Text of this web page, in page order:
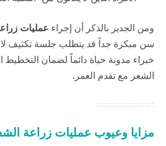
ومن الجدير بالذكر أن إجراء عمليات
سن مبكرة جداً قد يتطلب جلسة تكثيف
خبراء مدونة حياة دائماً لضمان التخطيط
الشعر مع تقدم العمر.
مزايا وعيوب عمليات زراعة